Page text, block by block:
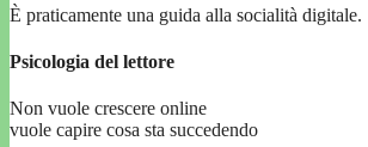
È praticamente una guida alla socialità digitale.
Psicologia del lettore
Non vuole crescere online
vuole capire cosa sta succedendo